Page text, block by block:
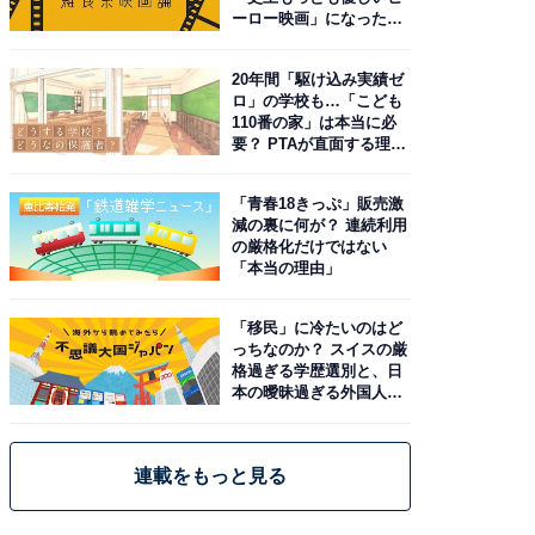
ーロー映画」になった理
20年間「駆け込み実績ゼ
ロ」の学校も…「こども
110番の家」は本当に必
要？ PTAが直面する理想
「青春18きっぷ」販売激
減の裏に何が？ 連続利用
の厳格化だけではない
「本当の理由」
「移民」に冷たいのはど
っちなのか？ スイスの厳
格過ぎる学歴選別と、日
本の曖昧過ぎる外国人政
連載をもっと見る